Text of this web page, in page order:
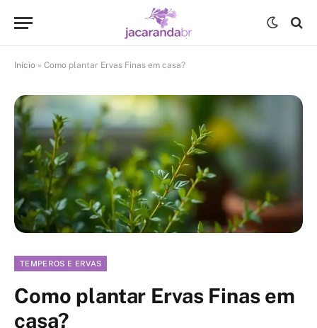
Início » Como plantar Ervas Finas em casa?
TEMPEROS E ERVAS
Como plantar Ervas Finas em
casa?